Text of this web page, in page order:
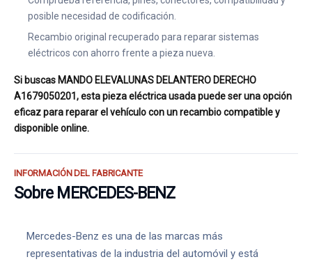
posible necesidad de codificación.
Recambio original recuperado para reparar sistemas
eléctricos con ahorro frente a pieza nueva.
Si buscas MANDO ELEVALUNAS DELANTERO DERECHO
A1679050201, esta pieza eléctrica usada puede ser una opción
eficaz para reparar el vehículo con un recambio compatible y
disponible online.
INFORMACIÓN DEL FABRICANTE
Sobre MERCEDES-BENZ
Mercedes-Benz es una de las marcas más
representativas de la industria del automóvil y está